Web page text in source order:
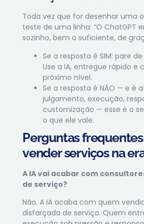
Toda vez que for desenhar uma
teste de uma linha: “O ChatGPT
sozinho, bem o suficiente, de
Se a resposta é SIM: pare
Use a IA, entregue rápido e
próximo nível.
Se a resposta é NÃO — e é
julgamento, execução,
customização — esse é o
o que ele vale.
Perguntas
vender serviços na
A IA vai acabar com
de serviço?
Não. A IA acaba com quem
disfarçada de serviço. Quem